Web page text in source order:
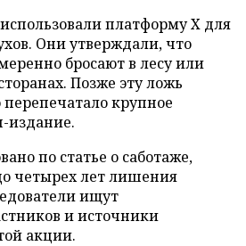
платформу X для
Они утверждали, что
бросают в лесу или
Позже эту ложь
крупное
издание.
по статье о саботаже,
четырех лет лишения
ищут
и источники
акции.